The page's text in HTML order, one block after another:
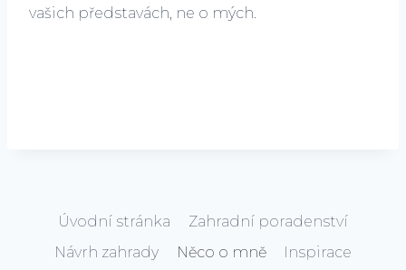
vašich představách, ne o mých.
Úvodní stránka
Zahradní poradenství
Návrh zahrady
Něco o mně Inspirace